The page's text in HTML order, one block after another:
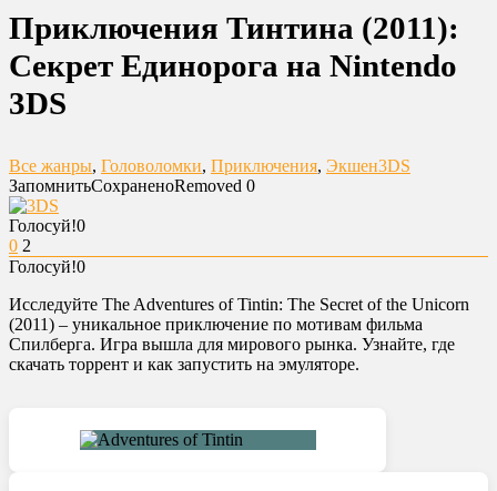
Приключения Тинтина (2011):
Секрет Единорога на Nintendo
3DS
Все жанры, Головоломки, Приключения, Экшен3DS
ЗапомнитьСохраненоRemoved 0
Голосуй!0
0 2
Голосуй!0
Исследуйте The Adventures of Tintin: The Secret of the Unicorn
(2011) – уникальное приключение по мотивам фильма
Спилберга. Игра вышла для мирового рынка. Узнайте, где
скачать торрент и как запустить на эмуляторе.